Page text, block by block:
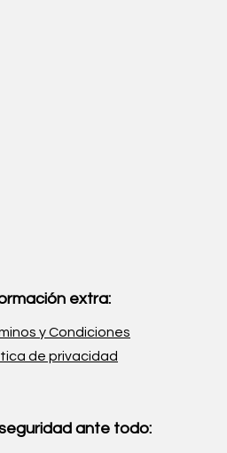
extra:
y Condiciones
de privacidad
ante todo: